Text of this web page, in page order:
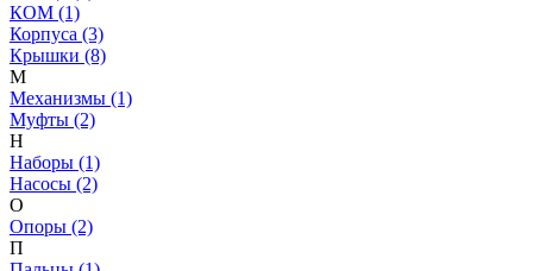
КОМ (1)
Корпуса (3)
Крышки (8)
М
Механизмы (1)
Муфты (2)
Н
Наборы (1)
Насосы (2)
О
Опоры (2)
П